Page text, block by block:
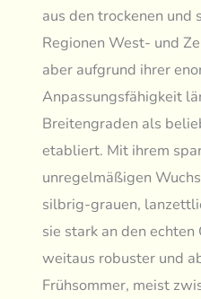
aus den trockenen und
Regionen West- und
aber aufgrund ihrer
Anpassungsfähigkeit
Breitengraden als
etabliert. Mit ihrem
unregelmäßigen
silbrig-grauen,
sie stark an den
weitaus robuster und
Frühsommer, meist